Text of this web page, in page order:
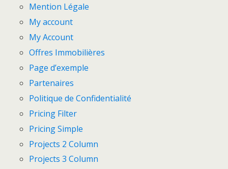
Mention Légale
My account
My Account
Offres Immobilières
Page d’exemple
Partenaires
Politique de Confidentialité
Pricing Filter
Pricing Simple
Projects 2 Column
Projects 3 Column